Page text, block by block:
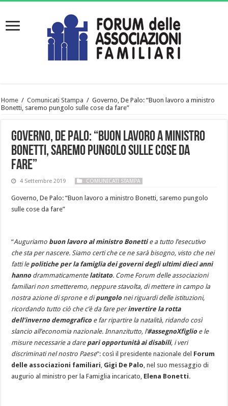
Home / Comunicati Stampa / Governo, De Palo: “Buon lavoro a ministro
Bonetti, saremo pungolo sulle cose da fare”
Governo, De Palo: “Buon lavoro a ministro
Bonetti, saremo pungolo sulle cose da
fare”
4 Settembre 2019 COMUNICATI STAMPA
Governo, De Palo: “Buon lavoro a ministro Bonetti, saremo pungolo
sulle cose da fare”
“Auguriamo buon lavoroal ministro Bonettie a tutto l’esecutivo
che sta per nascere. Siamo certi che ce ne sarà bisogno, visto che nei
fatti lepolitiche per la famiglia dei governi degli ultimi dieci anni
hanno drammaticamentelatitato. Come Forum delle associazioni
familiari non smetteremo, neppure stavolta, di mettere in campo la
nostra azione di sprone e dipungolonei riguardi delle istituzioni,
ricordando tutto ciò che c’è da fare perinvertire la rotta
dell’inverno demograficoe far ripartire la natalità, ridando così
slancio all’economia nazionale. Innanzitutto, l’#assegnoXfiglioe le
misure necessarie a dare pari opportunità ai disabili, i veri
discriminati nel nostro Paese”: così il presidente nazionale del Forum
delle associazioni familiari Gigi De Palo , nel suo messaggio di
augurio al ministro per la Famiglia incaricato, Elena Bonetti.